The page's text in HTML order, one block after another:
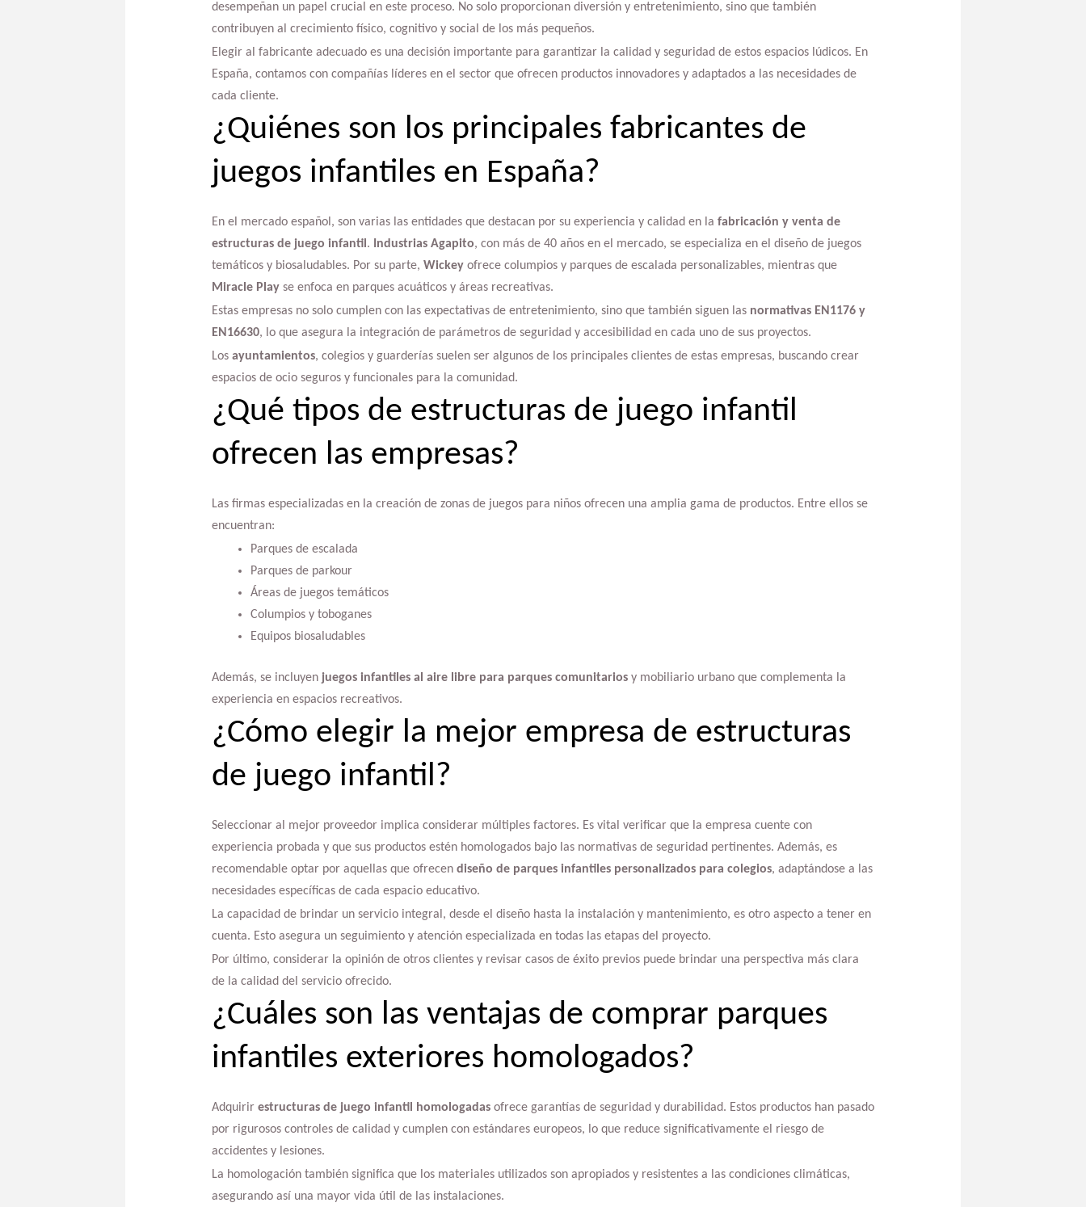
desempeñan un papel crucial en este proceso. No solo proporcionan diversión y entretenimiento, sino que también
contribuyen al crecimiento físico, cognitivo y social de los más pequeños.
Elegir al fabricante adecuado es una decisión importante para garantizar la calidad y seguridad de estos espacios lúdicos. En
España, contamos con compañías líderes en el sector que ofrecen productos innovadores y adaptados a las necesidades de
cada cliente.
¿Quiénes son los principales fabricantes de
juegos infantiles en España?
En el mercado español, son varias las entidades que destacan por su experiencia y calidad en la fabricación y venta de
estructuras de juego infantil. Industrias Agapito, con más de 40 años en el mercado, se especializa en el diseño de juegos
temáticos y biosaludables. Por su parte, Wickeyofrece columpios y parques de escalada personalizables, mientras que
Miracle Playse enfoca en parques acuáticos y áreas recreativas.
Estas empresas no solo cumplen con las expectativas de entretenimiento, sino que también siguen las normativas EN1176 y
EN16630, lo que asegura la integración de parámetros de seguridad y accesibilidad en cada uno de sus proyectos.
Los ayuntamientos, colegios y guarderías suelen ser algunos de los principales clientes de estas empresas, buscando crear
espacios de ocio seguros y funcionales para la comunidad.
¿Qué tipos de estructuras de juego infantil
ofrecen las empresas?
Las firmas especializadas en la creación de zonas de juegos para niños ofrecen una amplia gama de productos. Entre ellos se
encuentran:
Parques de escalada
Parques de parkour
Áreas de juegos temáticos
Columpios y toboganes
Equipos biosaludables
Además, se incluyen juegos infantiles al aire libre para parques comunitariosy mobiliario urbano que complementa la
experiencia en espacios recreativos.
¿Cómo elegir la mejor empresa de estructuras
de juego infantil?
Seleccionar al mejor proveedor implica considerar múltiples factores. Es vital verificar que la empresa cuente con
experiencia probada y que sus productos estén homologados bajo las normativas de seguridad pertinentes. Además, es
recomendable optar por aquellas que ofrecen diseño de parques infantiles personalizados para colegios, adaptándose a las
necesidades específicas de cada espacio educativo.
La capacidad de brindar un servicio integral, desde el diseño hasta la instalación y mantenimiento, es otro aspecto a tener en
cuenta. Esto asegura un seguimiento y atención especializada en todas las etapas del proyecto.
Por último, considerar la opinión de otros clientes y revisar casos de éxito previos puede brindar una perspectiva más clara
de la calidad del servicio ofrecido.
¿Cuáles son las ventajas de comprar parques
infantiles exteriores homologados?
Adquirir estructuras de juego infantil homologadasofrece garantías de seguridad y durabilidad. Estos productos han pasado
por rigurosos controles de calidad y cumplen con estándares europeos, lo que reduce significativamente el riesgo de
accidentes y lesiones.
La homologación también significa que los materiales utilizados son apropiados y resistentes a las condiciones climáticas,
asegurando así una mayor vida útil de las instalaciones.